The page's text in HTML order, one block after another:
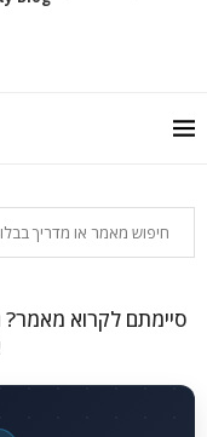
סיימתם לקרוא מאמר?